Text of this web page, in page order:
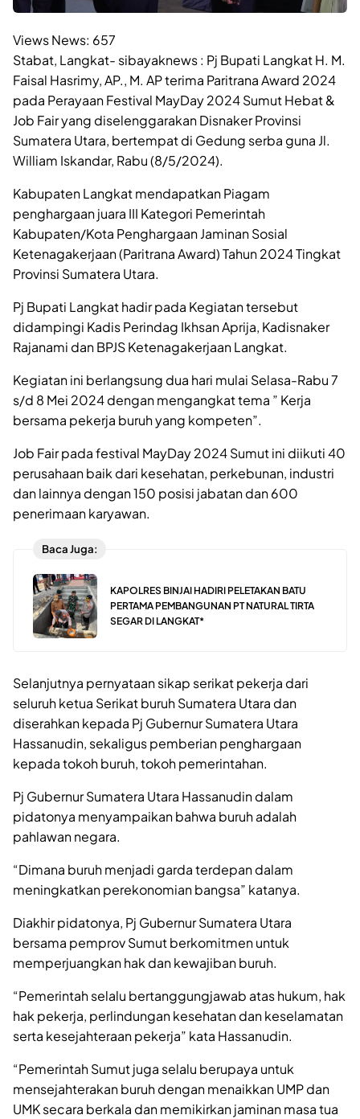
Views News: 657
Stabat, Langkat- sibayaknews : Pj Bupati Langkat H. M.
Faisal Hasrimy, AP., M. AP terima Paritrana Award 2024
pada Perayaan Festival MayDay 2024 Sumut Hebat &
Job Fair yang diselenggarakan Disnaker Provinsi
Sumatera Utara, bertempat di Gedung serba guna Jl.
William Iskandar, Rabu (8/5/2024).
Kabupaten Langkat mendapatkan Piagam
penghargaan juara III Kategori Pemerintah
Kabupaten/Kota Penghargaan Jaminan Sosial
Ketenagakerjaan (Paritrana Award) Tahun 2024 Tingkat
Provinsi Sumatera Utara.
Pj Bupati Langkat hadir pada Kegiatan tersebut
didampingi Kadis Perindag Ikhsan Aprija, Kadisnaker
Rajanami dan BPJS Ketenagakerjaan Langkat.
Kegiatan ini berlangsung dua hari mulai Selasa-Rabu 7
s/d 8 Mei 2024 dengan mengangkat tema ” Kerja
bersama pekerja buruh yang kompeten”.
Job Fair pada festival MayDay 2024 Sumut ini diikuti 40
perusahaan baik dari kesehatan, perkebunan, industri
dan lainnya dengan 150 posisi jabatan dan 600
penerimaan karyawan.
Baca Juga:
KAPOLRES BINJAI HADIRI PELETAKAN BATU
PERTAMA PEMBANGUNAN PT NATURAL TIRTA
SEGAR DI LANGKAT*
Selanjutnya pernyataan sikap serikat pekerja dari
seluruh ketua Serikat buruh Sumatera Utara dan
diserahkan kepada Pj Gubernur Sumatera Utara
Hassanudin, sekaligus pemberian penghargaan
kepada tokoh buruh, tokoh pemerintahan.
Pj Gubernur Sumatera Utara Hassanudin dalam
pidatonya menyampaikan bahwa buruh adalah
pahlawan negara.
“Dimana buruh menjadi garda terdepan dalam
meningkatkan perekonomian bangsa” katanya.
Diakhir pidatonya, Pj Gubernur Sumatera Utara
bersama pemprov Sumut berkomitmen untuk
memperjuangkan hak dan kewajiban buruh.
“Pemerintah selalu bertanggungjawab atas hukum, hak
hak pekerja, perlindungan kesehatan dan keselamatan
serta kesejahteraan pekerja” kata Hassanudin.
“Pemerintah Sumut juga selalu berupaya untuk
mensejahterakan buruh dengan menaikkan UMP dan
UMK secara berkala dan memikirkan jaminan masa tua